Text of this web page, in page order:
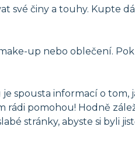
své činy a touhy. Kupte
up nebo oblečení.
spousta informací o tom,
pomohou! Hodně
stránky, abyste si byli